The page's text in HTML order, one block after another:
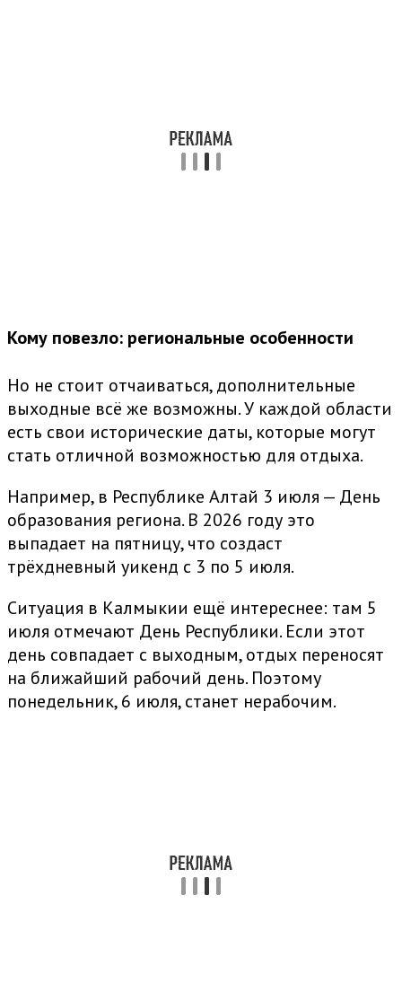
Кому повезло: региональные особенности
Но не стоит отчаиваться, дополнительные
выходные всё же возможны. У каждой области
есть свои исторические даты, которые могут
стать отличной возможностью для отдыха.
Например, в Республике Алтай 3 июля — День
образования региона. В 2026 году это
выпадает на пятницу, что создаст
трёхдневный уикенд с 3 по 5 июля.
Ситуация в Калмыкии ещё интереснее: там 5
июля отмечают День Республики. Если этот
день совпадает с выходным, отдых переносят
на ближайший рабочий день. Поэтому
понедельник, 6 июля, станет нерабочим.